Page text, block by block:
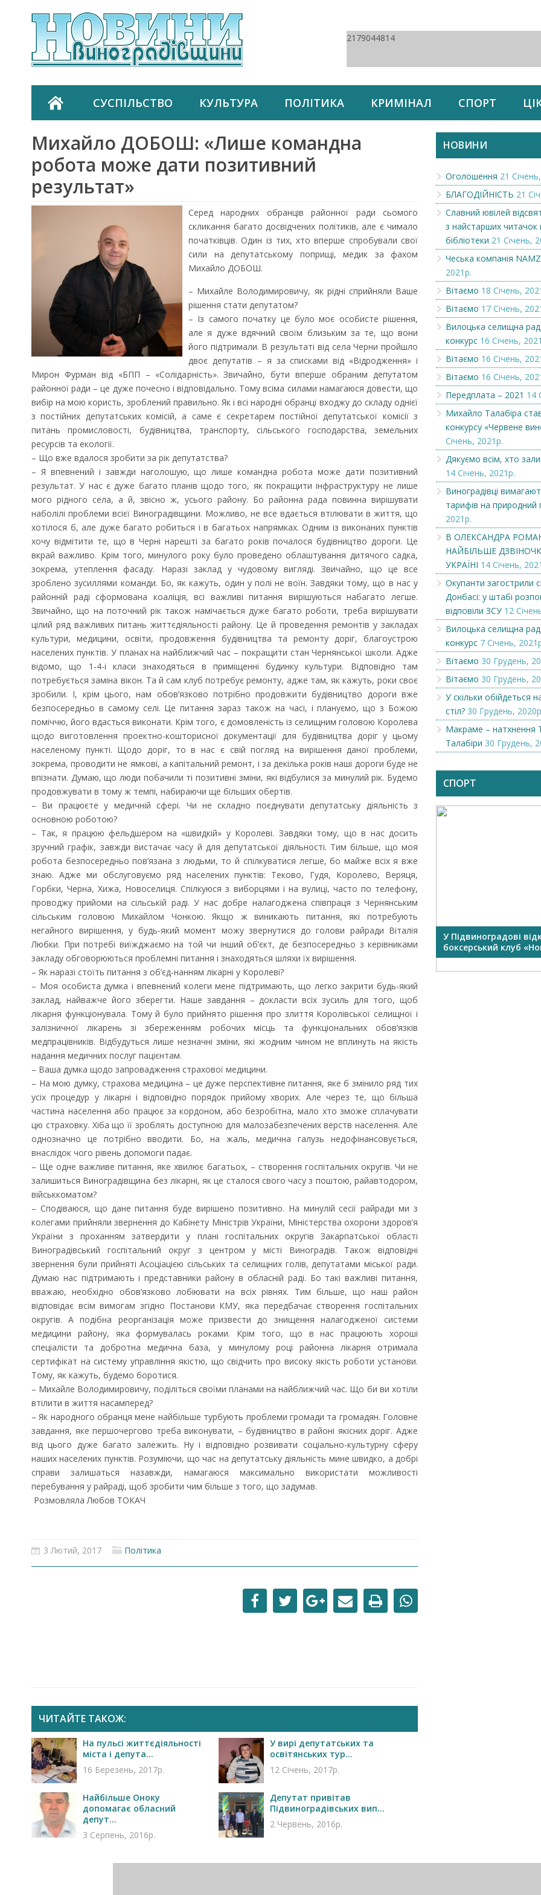
2179044814
СУСПІЛЬСТВО КУЛЬТУРА ПОЛІТИКА КРИМІНАЛ СПОРТ
Михайло ДОБОШ: «Лише командна
робота може дати позитивний
результат»
Серед народних обранців районної ради сьомого
скликання багато досвідчених політиків, але є чимало
початківців. Один із тих, хто вперше спробували свої
сили на депутатському поприщі, медик за фахом
Михайло ДОБОШ.
– Михайле Володимировичу, як рідні сприйняли Ваше
рішення стати депутатом?
– Із самого початку це було моє особисте рішення,
але я дуже вдячний своїм близьким за те, що вони
його підтримали. В результаті від села Черни пройшло
двоє депутатів – я за списками від «Відродження» і
Мирон Фурман від «БПП – «Солідарність». Звичайно, бути вперше обраним депутатом
районної ради – це дуже почесно і відповідально. Тому всіма силами намагаюся довести, що
вибір на мою користь, зроблений правильно. Як і всі народні обранці входжу до складу однієї
з постійних депутатських комісій, а саме є секретарем постійної депутатської комісії з
питань промисловості, будівництва, транспорту, сільського господарства, земельних
ресурсів та екології.
– Що вже вдалося зробити за рік депутатства?
– Я впевнений і завжди наголошую, що лише командна робота може дати позитивний
результат. У нас є дуже багато планів щодо того, як покращити інфраструктуру не лише
мого рідного села, а й, звісно ж, усього району. Бо районна рада повинна вирішувати
наболілі проблеми всієї Виноградівщини. Можливо, не все вдається втілювати в життя, що
хотілося б, але дуже багато робиться і в багатьох напрямках. Одним із виконаних пунктів
хочу відмітити те, що в Черні нарешті за багато років почалося будівництво дороги. Це
вкрай важливо. Крім того, минулого року було проведено облаштування дитячого садка,
зокрема, утеплення фасаду. Наразі заклад у чудовому вигляді. Звичайно, що це все
зроблено зусиллями команди. Бо, як кажуть, один у полі не воїн. Завдяки тому, що в нас у
районній раді сформована коаліція, всі важливі питання вирішуються набагато легше.
Звичайно, що на поточний рік також намічається дуже багато роботи, треба вирішувати
цілий ряд важливих питань життєдіяльності району. Це й проведення ремонтів у закладах
культури, медицини, освіти, продовження будівництва та ремонту доріг, благоустрою
населених пунктів. У планах на найближчий час – покращити стан Чернянської школи. Адже
відомо, що 1-4-і класи знаходяться в приміщенні будинку культури. Відповідно там
потребується заміна вікон. Та й сам клуб потребує ремонту, адже там, як кажуть, роки своє
зробили. І, крім цього, нам обов’язково потрібно продовжити будівництво дороги вже
безпосередньо в самому селі. Це питання зараз також на часі, і плануємо, що з Божою
поміччю, його вдасться виконати. Крім того, є домовленість із селищним головою Королева
щодо виготовлення проектно-кошторисної документації для будівництва доріг у цьому
населеному пункті. Щодо доріг, то в нас є свій погляд на вирішення даної проблеми,
зокрема, проводити не ямкові, а капітальний ремонт, і за декілька років наші дороги буде не
впізнати. Думаю, що люди побачили ті позитивні зміни, які відбулися за минулий рік. Будемо
продовжувати в тому ж темпі, набираючи ще більших обертів.
– Ви працюєте у медичній сфері. Чи не складно поєднувати депутатську діяльність з
основною роботою?
– Так, я працюю фельдшером на «швидкій» у Королеві. Завдяки тому, що в нас досить
зручний графік, завжди вистачає часу й для депутатської діяльності. Тим більше, що моя
робота безпосередньо пов’язана з людьми, то й спілкуватися легше, бо майже всіх я вже
знаю. Адже ми обслуговуємо ряд населених пунктів: Теково, Гудя, Королево, Веряця,
Горбки, Черна, Хижа, Новоселиця. Спілкуюся з виборцями і на вулиці, часто по телефону,
проводжу прийоми на сільській раді. У нас добре налагоджена співпраця з Чернянським
сільським головою Михайлом Чонкою. Якщо ж виникають питання, які потребують
негайного вирішення, у будь-який момент можу звернутися до голови райради Віталія
Любки. При потребі виїжджаємо на той чи інший об’єкт, де безпосередньо з керівниками
закладу обговорюються проблемні питання і знаходяться шляхи їх вирішення.
– Як наразі стоїть питання з об’єд-нанням лікарні у Королеві?
– Моя особиста думка і впевнений колеги мене підтримають, що легко закрити будь-який
заклад, найважче його зберегти. Наше завдання – докласти всіх зусиль для того, щоб
лікарня функціонувала. Тому й було прийнято рішення про злиття Королівської селищної і
залізничної лікарень зі збереженням робочих місць та функціональних обов’язків
медпрацівників. Відбудуться лише незначні зміни, які жодним чином не вплинуть на якість
надання медичних послуг пацієнтам.
– Ваша думка щодо запровадження страхової медицини.
– На мою думку, страхова медицина – це дуже перспективне питання, яке б змінило ряд тих
усіх процедур у лікарні і відповідно порядок прийому хворих. Але через те, що більша
частина населення або працює за кордоном, або безробітна, мало хто зможе сплачувати
цю страховку. Хіба що її зроблять доступною для малозабезпечених верств населення. Але
однозначно це потрібно вводити. Бо, на жаль, медична галузь недофінансовується,
внаслідок чого рівень допомоги падає.
– Ще одне важливе питання, яке хвилює багатьох, – створення госпітальних округів. Чи не
залишиться Виноградівщина без лікарні, як це сталося свого часу з поштою, райавтодором,
військкоматом?
– Сподіваюся, що дане питання буде вирішено позитивно. На минулій сесії райради ми з
колегами прийняли звернення до Кабінету Міністрів України, Міністерства охорони здоров’я
України з проханням затвердити у плані госпітальних округів Закарпатської області
Виноградівський госпітальний округ з центром у місті Виноградів. Також відповідні
звернення були прийняті Асоціацією сільських та селищних голів, депутатами міської ради.
Думаю нас підтримають і представники району в обласній раді. Бо такі важливі питання,
вважаю, необхідно обов’язково лобіювати на всіх рівнях. Тим більше, що наш район
відповідає всім вимогам згідно Постанови КМУ, яка передбачає створення госпітальних
округів. А подібна реорганізація може призвести до знищення налагодженої системи
медицини району, яка формувалась роками. Крім того, що в нас працюють хороші
спеціалісти та добротна медична база, у минулому році районна лікарня отримала
сертифікат на систему управління якістю, що свідчить про високу якість роботи установи.
Тому, як кажуть, будемо боротися.
– Михайле Володимировичу, поділіться своїми планами на найближчий час. Що би ви хотіли
втілити в життя насамперед?
– Як народного обранця мене найбільше турбують проблеми громади та громадян. Головне
завдання, яке першочергово треба виконувати, – будівництво в районі якісних доріг. Адже
від цього дуже багато залежить. Ну і відповідно розвивати соціально-культурну сферу
наших населених пунктів. Розуміючи, що час на депутатську діяльність мине швидко, а добрі
справи залишаться назавжди, намагаюся максимально використати можливості
перебування у райраді, щоб зробити чим більше з того, що задумав.
Розмовляла Любов ТОКАЧ
3 Лютий, 2017 Політика
ЧИТАЙТЕ ТАКОЖ:
На пульсі життєдіяльності
міста і депута...
16 Березень, 2017р.
У вирі депутатських та
освітянських тур...
12 Січень, 2017р.
Найбільше Оноку
допомагає обласний
депут...
3 Серпень, 2016р.
Депутат привітав
Підвиноградівських вип...
2 Червень, 2016р.
НОВИНИ
Оголошення 21
БЛАГОДІЙНІСТЬ 21
Славний ювілей
з найстарших читачок
бібліотеки 21 Січень,
Чеська компанія
2021р.
Вітаємо 18 Січень,
Вітаємо 17 Січень,
Вилоцька селищна
конкурс 16 Січень,
Вітаємо 16 Січень,
Вітаємо 16 Січень,
Передплата – 2021 14
Михайло Талабіра
конкурсу «Червене
Січень, 2021р.
Дякуємо всім, хто
14 Січень, 2021р.
Виноградівці
тарифів на природний
2021р.
В ОЛЕКСАНДРА
НАЙБІЛЬШЕ
УКРАЇНІ 14 Січень,
Окупанти загострили
Донбасі: у штабі
відповіли ЗСУ 12
Вилоцька селищна
конкурс 7 Січень,
Вітаємо 30 Грудень,
Вітаємо 30 Грудень,
У скільки обійдеться
стіл? 30 Грудень,
Макраме – натхнення
Талабіри 30 Грудень,
СПОРТ
У Підвиноградові відкрили
боксерський клуб «Нокаут»...
У
Вітаємо Оголошення
Запрошуємо на роботу в
Чехію
Чеська компанія NAMZOR
Викупимо бруньки чорної
смородини...